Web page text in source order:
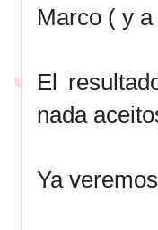
Marco ( y
El
nada
Ya